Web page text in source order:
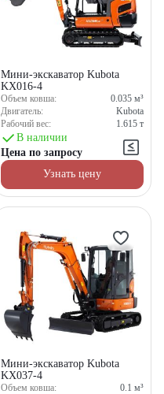
Мини-экскаватор Kubota
KX016-4
Объем ковша: 0.035 м³
Двигатель:
Kubota
Рабочий вес:
1.615 т
В наличии
Цена по запросу
Узнать цену
Мини-экскаватор Kubota
KX037-4
Объем ковша: 0.1 м³